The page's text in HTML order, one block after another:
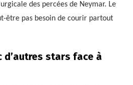
des percées de Neymar. Le
être pas besoin de courir partout
d’autres stars face à